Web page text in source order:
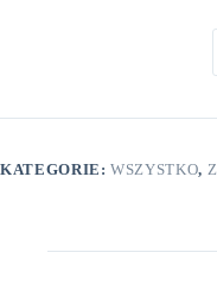
KATEGORIE:WSZYSTKO,